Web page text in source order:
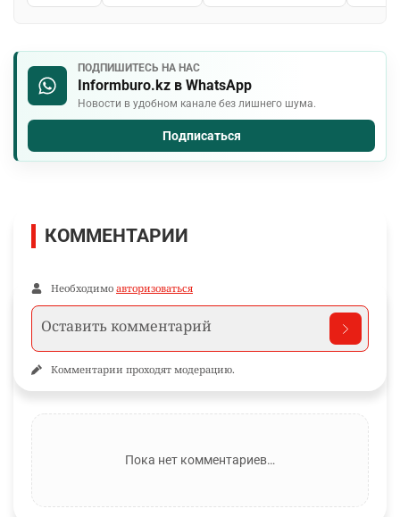
ПОДПИШИТЕСЬ НА НАС
Informburo.kz в WhatsApp
Новости в удобном канале без лишнего шума.
Подписаться
КОММЕНТАРИИ
Необходимо авторизоваться
Комментарии проходят модерацию.
Пока нет комментариев…